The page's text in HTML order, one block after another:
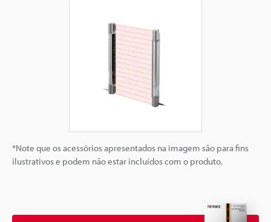
*Note que os acessórios apresentados na imagem são para fins
ilustrativos e podem não estar incluídos com o produto.